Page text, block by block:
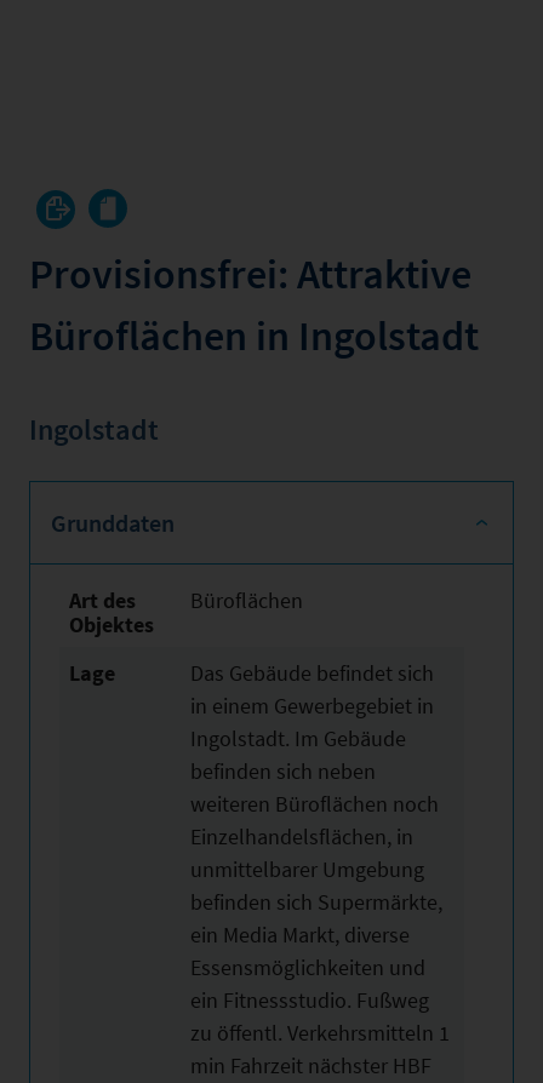
Provisionsfrei: Attraktive
Büroflächen in Ingolstadt
Ingolstadt
Grunddaten
Art des
Objektes
Büroflächen
Lage
Das Gebäude befindet sich
in einem Gewerbegebiet in
Ingolstadt. Im Gebäude
befinden sich neben
weiteren Büroflächen noch
Einzelhandelsflächen, in
unmittelbarer Umgebung
befinden sich Supermärkte,
ein Media Markt, diverse
Essensmöglichkeiten und
ein Fitnessstudio. Fußweg
zu öffentl. Verkehrsmitteln 1
min Fahrzeit nächster HBF